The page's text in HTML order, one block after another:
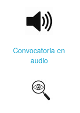
Convocatoria en
audio